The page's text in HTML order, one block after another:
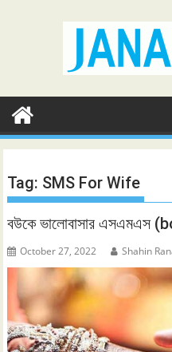
Tag: SMS For Wife
বউকে ভালোবাসার
October 27, 2022 Shahin